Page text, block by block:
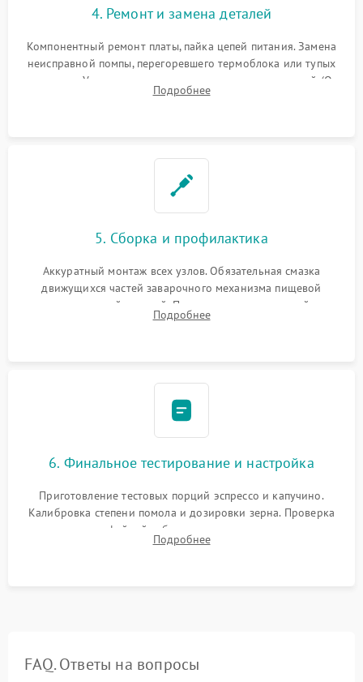
4. Ремонт и замена деталей
Компонентный ремонт платы, пайка цепей питания. Замена
неисправной помпы, перегоревшего термоблока или тупых
жерновов. Установка новых силиконовых уплотнителей (O-
ring) и тефлоновых трубок для надежного устранения
Подробнее
5. Сборка и профилактика
Аккуратный монтаж всех узлов. Обязательная смазка
движущихся частей заварочного механизма пищевой
силиконовой смазкой. Проведение программной
декальцинации и очистки системы от кофейных масел.
Подробнее
6. Финальное тестирование и настройка
Приготовление тестовых порций эспрессо и капучино.
Калибровка степени помола и дозировки зерна. Проверка
плотности кофейной таблетки, температуры напитка и
качества молочной пены. Контроль отсутствия посторонних
Подробнее
FAQ. Ответы на вопросы